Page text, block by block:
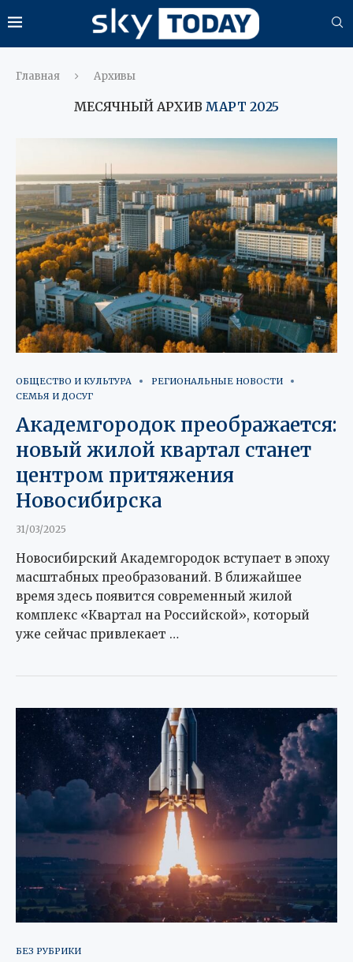
Главная Архивы
МЕСЯЧНЫЙ АРХИВ МАРТ 2025
ОБЩЕСТВО И КУЛЬТУРА
РЕГИОНАЛЬНЫЕ НОВОСТИ
СЕМЬЯ И ДОСУГ
Академгородок преображается:
новый жилой квартал станет
центром притяжения
Новосибирска
31/03/2025
Новосибирский Академгородок вступает в эпоху
масштабных преобразований. В ближайшее
время здесь появится современный жилой
комплекс «Квартал на Российской», который
уже сейчас привлекает …
БЕЗ РУБРИКИ